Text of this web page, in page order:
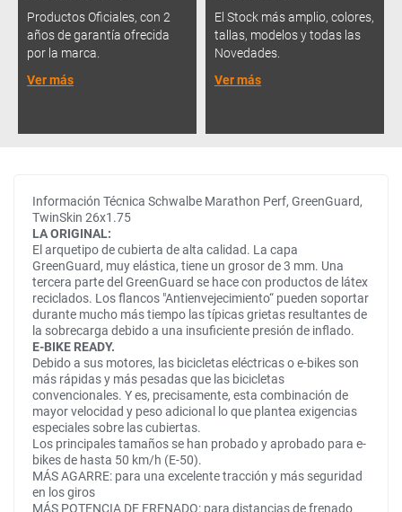
Productos Oficiales, con 2
años de garantía ofrecida
por la marca.
Ver más
El Stock más amplio, colores,
tallas, modelos y todas las
Novedades.
Ver más
Información Técnica Schwalbe Marathon Perf, GreenGuard,
TwinSkin 26x1.75
LA ORIGINAL:
El arquetipo de cubierta de alta calidad. La capa
GreenGuard, muy elástica, tiene un grosor de 3 mm. Una
tercera parte del GreenGuard se hace con productos de látex
reciclados. Los flancos "Antienvejecimiento“ pueden soportar
durante mucho más tiempo las típicas grietas resultantes de
la sobrecarga debido a una insuficiente presión de inflado.
E-BIKE READY.
Debido a sus motores, las bicicletas eléctricas o e-bikes son
más rápidas y más pesadas que las bicicletas
convencionales. Y es, precisamente, esta combinación de
mayor velocidad y peso adicional lo que plantea exigencias
especiales sobre las cubiertas.
Los principales tamaños se han probado y aprobado para e-
bikes de hasta 50 km/h (E-50).
MÁS AGARRE: para una excelente tracción y más seguridad
en los giros
MÁS POTENCIA DE FRENADO: para distancias de frenado